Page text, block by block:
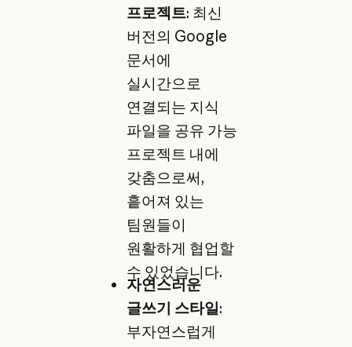
프로젝트: 최신
버전의 Google
문서에
실시간으로
연결되는 지식
파일을 공유 가능
프로젝트 내에
갖춤으로써,
흩어져 있는
팀원들이
원활하게 협업할
수 있었습니다.
자연스러운
글쓰기 스타일:
부자연스럽게